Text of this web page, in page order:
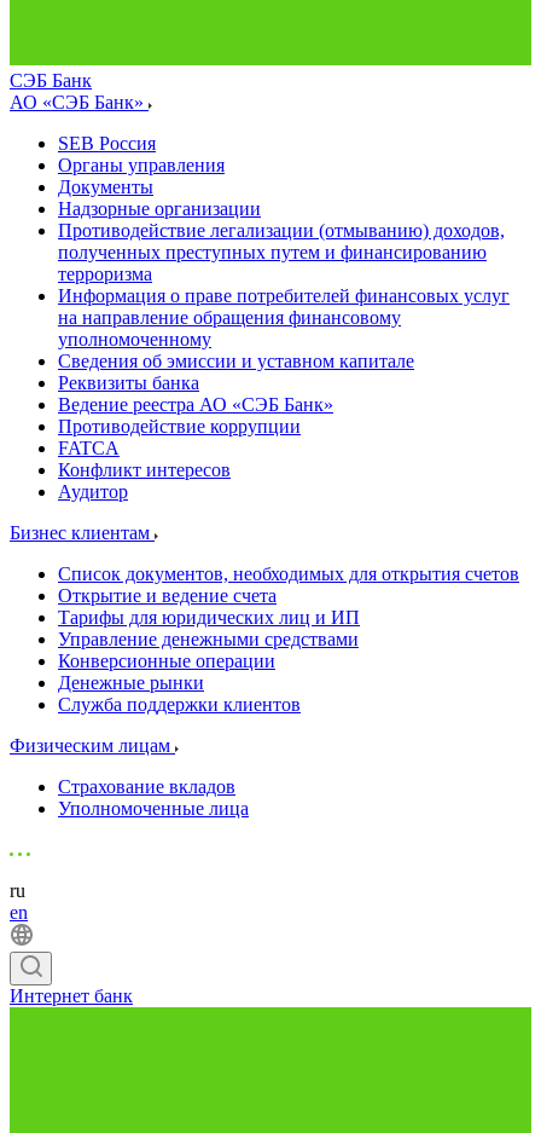
СЭБ Банк
АО «СЭБ Банк»
SEB Россия
Органы управления
Документы
Надзорные организации
Противодействие легализации (отмыванию) доходов,
полученных преступных путем и финансированию
терроризма
Информация о праве потребителей финансовых услуг
на направление обращения финансовому
уполномоченному
Сведения об эмиссии и уставном капитале
Реквизиты банка
Ведение реестра АО «СЭБ Банк»
Противодействие коррупции
FATCA
Конфликт интересов
Аудитор
Бизнес клиентам
Список документов, необходимых для открытия счетов
Открытие и ведение счета
Тарифы для юридических лиц и ИП
Управление денежными средствами
Конверсионные операции
Денежные рынки
Служба поддержки клиентов
Физическим лицам
Страхование вкладов
Уполномоченные лица
ru
en
Интернет банк